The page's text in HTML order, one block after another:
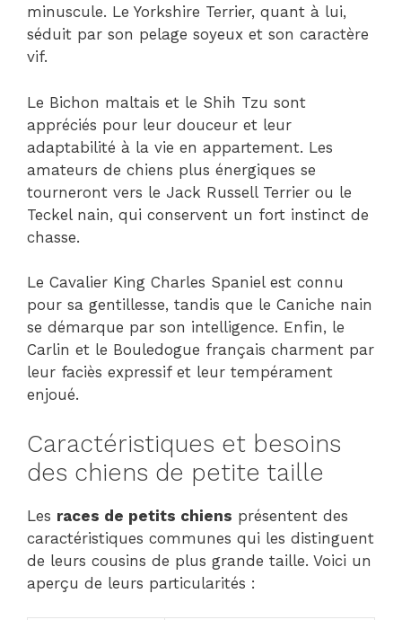
minuscule. Le Yorkshire Terrier, quant à lui,
séduit par son pelage soyeux et son caractère
vif.
Le Bichon maltais et le Shih Tzu sont
appréciés pour leur douceur et leur
adaptabilité à la vie en appartement. Les
amateurs de chiens plus énergiques se
tourneront vers le Jack Russell Terrier ou le
Teckel nain, qui conservent un fort instinct de
chasse.
Le Cavalier King Charles Spaniel est connu
pour sa gentillesse, tandis que le Caniche nain
se démarque par son intelligence. Enfin, le
Carlin et le Bouledogue français charment par
leur faciès expressif et leur tempérament
enjoué.
Caractéristiques et besoins
des chiens de petite taille
Les races de petits chiens présentent des
caractéristiques communes qui les distinguent
de leurs cousins de plus grande taille. Voici un
aperçu de leurs particularités :